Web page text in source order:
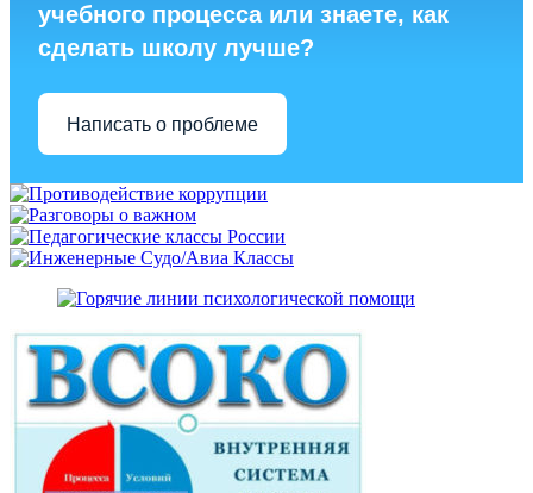
учебного процесса или знаете, как
сделать школу лучше?
Написать о проблеме